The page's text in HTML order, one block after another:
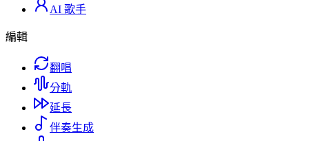
AI 歌手
編輯
翻唱
分軌
延長
伴奏生成